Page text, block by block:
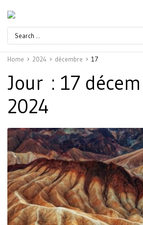
Home 2024 décembre 17
Jour : 17
2024